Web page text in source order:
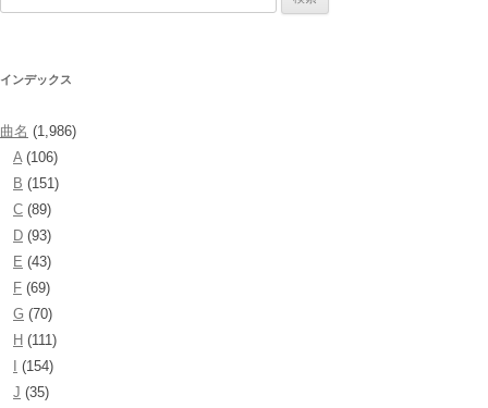
インデックス
曲名 (1,986)
A (106)
B (151)
C (89)
D (93)
E (43)
F (69)
G (70)
H (111)
(154)
J (35)